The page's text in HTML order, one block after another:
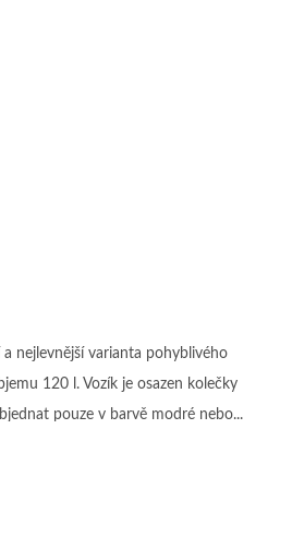
nejlevnější varianta pohyblivého
120 l. Vozík je osazen kolečky
pouze v barvě modré nebo...